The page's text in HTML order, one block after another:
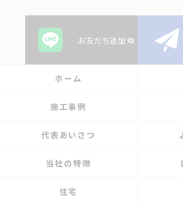
お友だち追加
ホーム
施工事例
代表あいさつ
当社の特徴
住宅